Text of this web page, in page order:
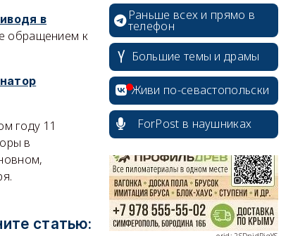
в
обращением к
году 11
в
статью:
Раньше всех и прямо в
телефон
Большие темы и драмы
Живи по-севастопольски
ForPost в наушниках
erid: 2SDnjcrDNw6
erid: 2SDnjdPjgYS